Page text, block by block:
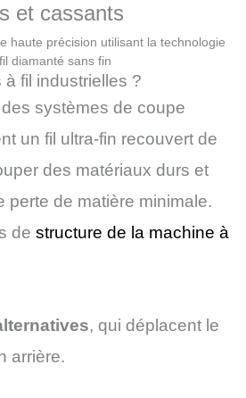
et cassants
haute précision utilisant la technologie
diamanté sans fin
fil industrielles ?
systèmes de coupe
un fil ultra-fin recouvert de
des matériaux durs et
perte de matière minimale.
de structure de la machine à
, qui déplacent le
arrière.